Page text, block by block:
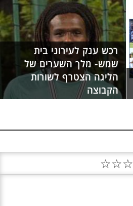
רכש ענק לעירוני בית
שמש- מלך השערים של
הליגה הצטרף לשורות
הקבוצה
☆
☆
☆